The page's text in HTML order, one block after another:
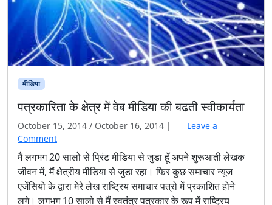
मीडिया
पत्रकारिता के क्षेत्र में वेब मीडिया की बढती स्वीकार्यता
October 15, 2014 / October 16, 2014 |
Leave a
Comment
मैं लगभग 20 सालो से प्रिंट मीडिया से जुडा हॅू अपने शुरूआती लेखक
एजेंसियो के द्वारा मेरे लेख राष्ट्रिय समाचार पत्रो में प्रकाशित होने
लगे। लगभग 10 सालो से मैं स्वतंत्र पत्रकार के रूप में राष्ट्रिय
समाचार पत्रो में स्तम्भकार के रूप में […]
Read more »
पत्रकारिता के क्षेत्र में वेब मीडिया की बढती स्वीकार्यता